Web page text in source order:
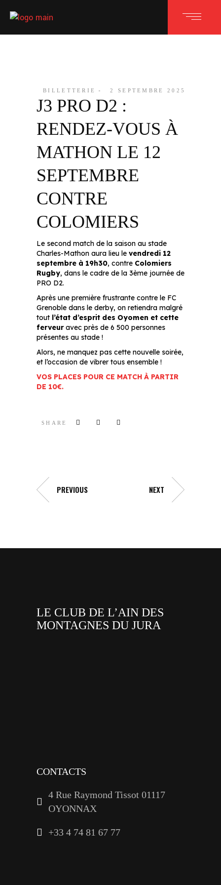
BILLETTERIE 2 SEPTEMBRE 2025
J3 PRO D2 :
RENDEZ-VOUS À
MATHON LE 12
SEPTEMBRE
CONTRE
COLOMIERS
Le second match de la saison au stade
Charles-Mathon aura lieu le vendredi 12
septembre à 19h30, contre Colomiers
Rugby, dans le cadre de la 3ème journée de
PRO D2.
Après une première frustrante contre le FC
Grenoble dans le derby, on retiendra malgré
tout l’état d’esprit des Oyomen et cette
ferveuravec près de 6 500 personnes
présentes au stade !
Alors, ne manquez pas cette nouvelle soirée,
et l’occasion de vibrer tous ensemble !
VOS PLACES POUR CE MATCH À PARTIR
DE 10€.
SHARE
PREVIOUS NEXT
LE CLUB DE L’AIN DES
MONTAGNES DU JURA
CONTACTS
4 Rue Raymond Tissot 01117
OYONNAX
+33 4 74 81 67 77